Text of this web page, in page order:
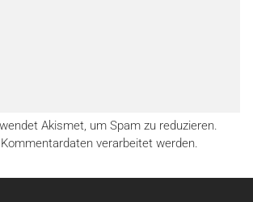
Akismet, um Spam zu reduzieren.
verarbeitet werden.